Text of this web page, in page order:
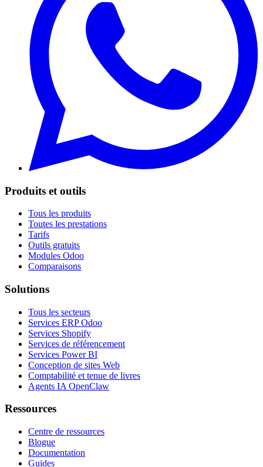
Produits et outils
Tous les produits
Toutes les prestations
Tarifs
Outils gratuits
Modules Odoo
Comparaisons
Solutions
Tous les secteurs
Services ERP Odoo
Services Shopify
Services de référencement
Services Power BI
Conception de sites Web
Comptabilité et tenue de livres
Agents IA OpenClaw
Ressources
Centre de ressources
Blogue
Documentation
Guides